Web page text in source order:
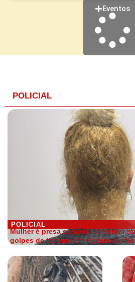
Eventos
POLICIAL
POLICIAL
Mulher é presa suspeita de tentar
golpes de tesoura em Paraíso do